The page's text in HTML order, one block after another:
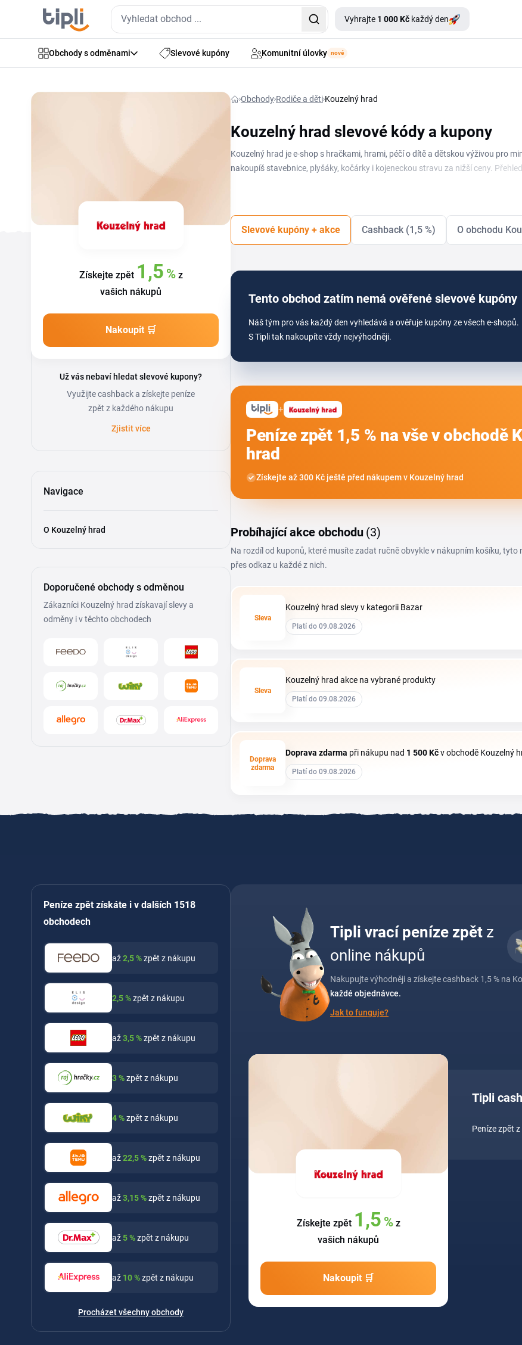
Vyhrajte 1 000 Kč každý den
Obchody s odměnami Slevové kupóny Komunitní úlovky nové
Získejte zpět 1,5 %z
vašich nákupů
Nakoupit 🛒
Už vás nebaví hledat slevové kupony?
Využijte cashback a získejte peníze
zpět z každého nákupu
Zjistit více
Navigace
O Kouzelný hrad
Doporučené obchody s odměnou
Zákazníci Kouzelný hrad získavají slevy a
odměny i v těchto obchodech
Obchody Rodiče a děti Kouzelný hrad
Kouzelný hrad slevové kódy a kupony
Kouzelný hrad je e-shop s hračkami, hrami, péčí o dítě a dětskou výživou pro
nakoupíš stavebnice, plyšáky, kočárky i kojeneckou stravu za nižší ceny.
Slevové kupóny + akce Cashback (1,5 %) O obchodu
Tento obchod zatím nemá ověřené slevové kupóny
Náš tým pro vás každý den vyhledává a ověřuje kupóny ze všech e-shopů.
S Tipli tak nakoupíte vždy nejvýhodněji.
+
Peníze zpět 1,5 % na vše v obchodě
hrad
Získejte až 300 Kč ještě před nákupem v Kouzelný hrad
Probíhající akce obchodu (3)
Na rozdíl od kuponů, které musíte zadat ručně obvykle v nákupním košíku, tyto
přes odkaz u každé z nich.
Sleva
Kouzelný hrad slevy v kategorii Bazar
Platí do 09.08.2026
Sleva
Kouzelný hrad akce na vybrané produkty
Platí do 09.08.2026
Doprava
zdarma
Doprava zdarma při nákupu nad 1 500 Kčv obchodě Kouzelný
Platí do 09.08.2026
Peníze zpět získáte i v dalších 1518
obchodech
až2,5%zpět z nákupu
2,5%zpět z nákupu
až3,5%zpět z nákupu
3%zpět z nákupu
4%zpět z nákupu
až22,5%zpět z nákupu
až3,15%zpět z nákupu
až5%zpět z nákupu
až 10%zpět z nákupu
Procházet všechny obchody
Tipli vrací peníze zpět z
online nákupů
Nakupujte výhodněji a získejte cashback 1,5 % na
každé objednávce.
Jak to funguje?
Získejte zpět 1,5 %z
vašich nákupů
Nakoupit 🛒
Tipli
Peníze zpět